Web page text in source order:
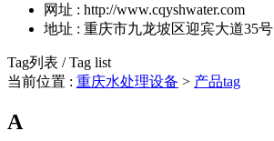
网址 : http://www.cqyshwater.com
地址 : 重庆市九龙坡区迎宾大道35号
Tag列表 / Tag list
当前位置 : 重庆水处理设备 > 产品tag
A